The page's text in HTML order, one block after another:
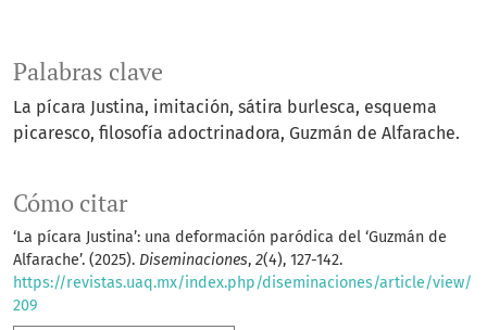
Palabras clave
La pícara Justina imitación sátira burlesca esquema
picaresco filosofía adoctrinadora Guzmán de Alfarache.
Cómo citar
‘La pícara Justina’: una deformación paródica del ‘Guzmán de
Alfarache’. (2025). Diseminaciones, 2(4), 127-142.
https://revistas.uaq.mx/index.php/diseminaciones/article/view/
209